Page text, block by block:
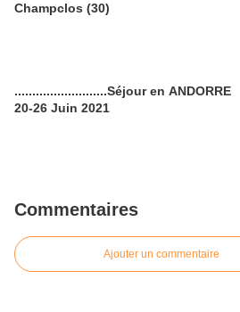
Champclos (30)
..........................Séjour en ANDORRE
20-26 Juin 2021
Commentaires
Ajouter un commentaire